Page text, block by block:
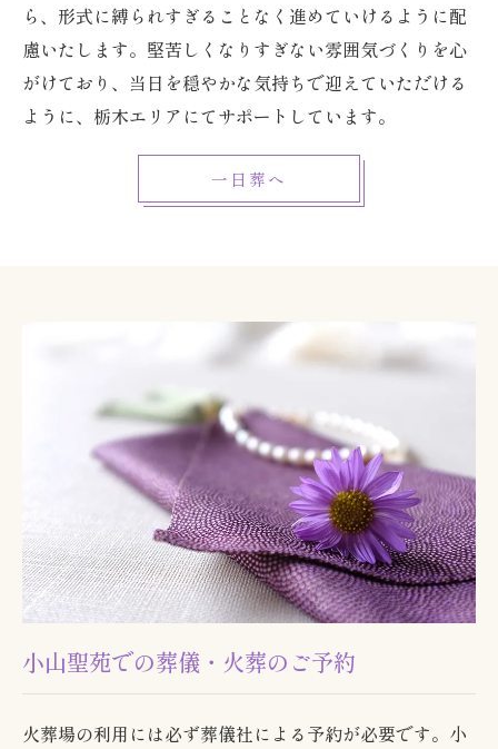
ら、形式に縛られすぎることなく進めていけるように配
慮いたします。堅苦しくなりすぎない雰囲気づくりを心
がけており、当日を穏やかな気持ちで迎えていただける
ように、栃木エリアにてサポートしています。
一日葬へ
小山聖苑での葬儀・火葬のご予約
火葬場の利用には必ず葬儀社による予約が必要です。小